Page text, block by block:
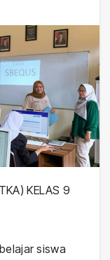
KELAS 9
siswa